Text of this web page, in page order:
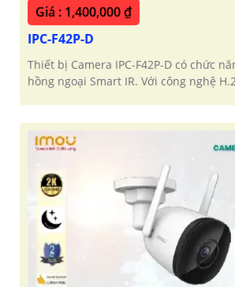
Giá : 1,400,000 ₫
IPC-F42P-D
Thiết bị Camera IPC-F42P-D có chức
hồng ngoại Smart IR. Với công nghệ